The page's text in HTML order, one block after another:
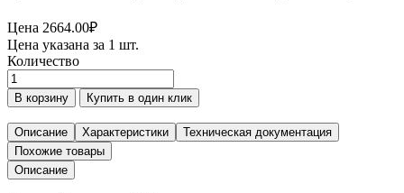
Цена 2664.00₽
Цена указана за 1 шт.
Количество
Количество
товара
Редуктор
гелиевый
Г-45,
шт.
В корзину Купить в один клик
Описание Характеристики
Техническая документация
Похожие товары
Описание